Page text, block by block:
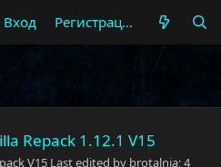
Вход Регистрация
Repack 1.12.1 V15
V15 Last edited by brotalnia; 4